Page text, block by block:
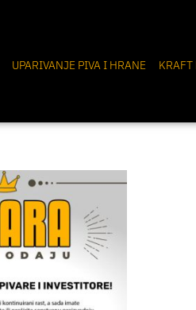
UPARIVANJE PIVA I HRANE KRAFT